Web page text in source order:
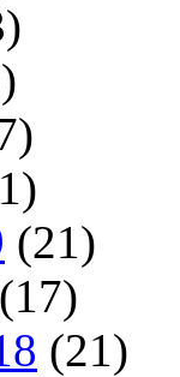
(21)
(17)
(21)